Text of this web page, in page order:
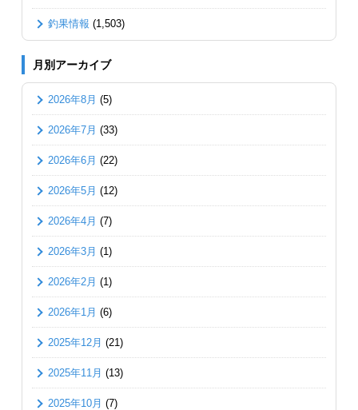
釣果情報 (1,503)
月別アーカイブ
2026年8月 (5)
2026年7月 (33)
2026年6月 (22)
2026年5月 (12)
2026年4月 (7)
2026年3月 (1)
2026年2月 (1)
2026年1月 (6)
2025年12月 (21)
2025年11月 (13)
2025年10月 (7)